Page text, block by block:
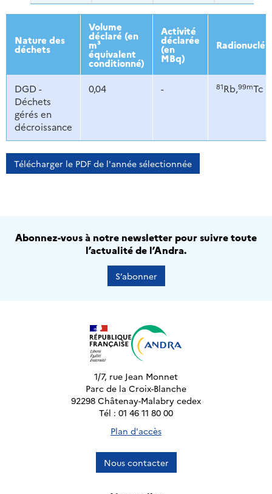
Nature des
déchets
Volume
déclaré (en
m³
équivalent
conditionné)
Activité
déclarée
(en
MBq)
DGD -
Déchets
gérés en
décroissance
0,04 - 81Rb,99mTc
Télécharger le PDF de l'année sélectionnée
Abonnez-vous à notre newsletter pour suivre toute
l’actualité de l’Andra.
S’abonner
1/7, rue Jean Monnet
Parc de la Croix-Blanche
92298 Châtenay-Malabry cedex
Tél : 01 46 11 80 00
Plan d'accès
Nous contacter